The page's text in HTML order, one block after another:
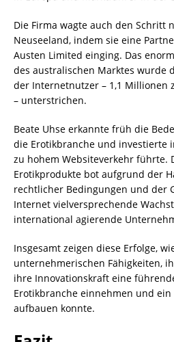
Die Firma wagte auch den Schritt
Neuseeland, indem sie eine
Austen Limited einging. Das
des australischen Marktes wurde
der Internetnutzer – 1,1 Millionen
– unterstrichen.
Beate Uhse erkannte früh die
die Erotikbranche und investierte
zu hohem Websiteverkehr führte.
Erotikprodukte bot aufgrund der
rechtlicher Bedingungen und der
Internet vielversprechende
international agierende
Insgesamt zeigen diese Erfolge,
unternehmerischen Fähigkeiten,
ihre Innovationskraft eine
Erotikbranche einnehmen und
aufbauen konnte.